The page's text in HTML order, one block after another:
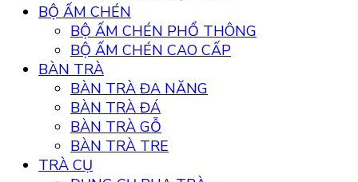
BỘ ẤM CHÉN
BỘ ẤM CHÉN PHỔ THÔNG
BỘ ẤM CHÉN CAO CẤP
BÀN TRÀ
BÀN TRÀ ĐA NĂNG
BÀN TRÀ ĐÁ
BÀN TRÀ GỖ
BÀN TRÀ TRE
TRÀ CỤ